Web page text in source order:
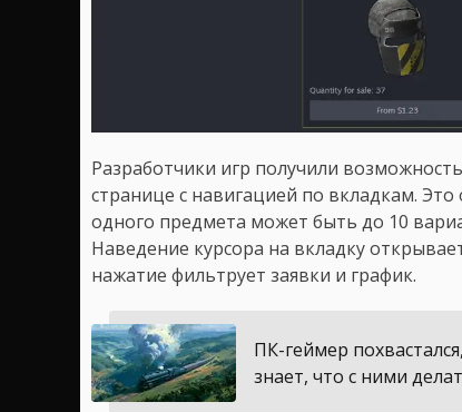
Разработчики игр получили
странице с навигацией по вкладкам.
одного предмета может быть до 10
Наведение курсора на вкладку
нажатие фильтрует заявки и график.
ПК-геймер
знает, что с ними